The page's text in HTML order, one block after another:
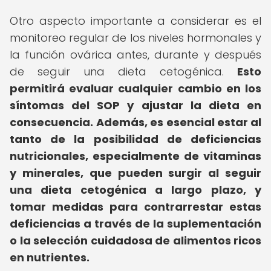
Otro aspecto importante a considerar es el
monitoreo regular de los niveles hormonales y
la función ovárica antes, durante y después
de seguir una dieta cetogénica. Esto
permitirá evaluar cualquier cambio en los
síntomas del SOP y ajustar la dieta en
consecuencia. Además, es esencial estar al
tanto de la posibilidad de deficiencias
nutricionales, especialmente de vitaminas
y minerales, que pueden surgir al seguir
una dieta cetogénica a largo plazo, y
tomar medidas para contrarrestar estas
deficiencias a través de la suplementación
o la selección cuidadosa de alimentos ricos
en nutrientes.